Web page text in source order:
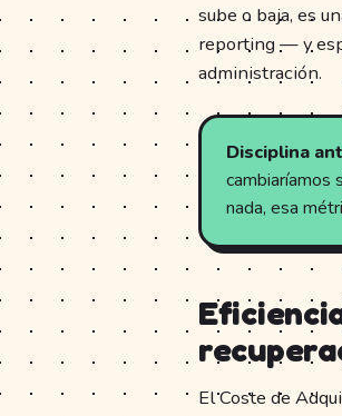
sube o baja, es
reporting — y
administración.
Disciplina
cambiaríamos
nada, esa
El Coste de